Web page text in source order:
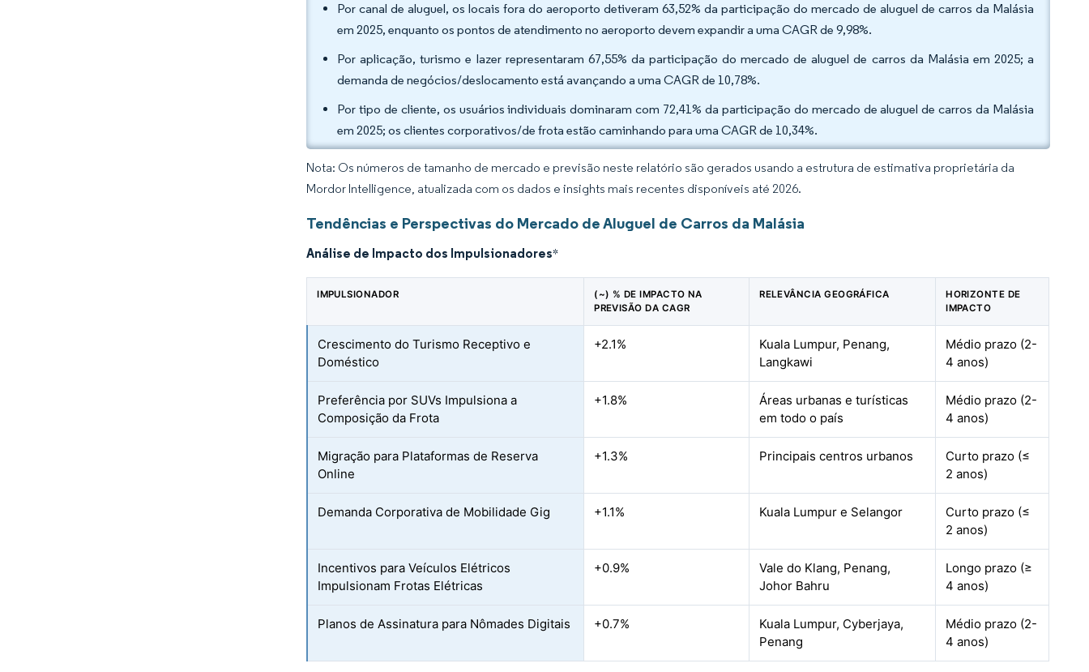
Por canal de aluguel, os locais fora do aeroporto detiveram 63,52% da participação do mercado de aluguel de carros da Malásia
em 2025, enquanto os pontos de atendimento no aeroporto devem expandir a uma CAGR de 9,98%.
Por aplicação, turismo e lazer representaram 67,55% da participação do mercado de aluguel de carros da Malásia em 2025; a
demanda de negócios/deslocamento está avançando a uma CAGR de 10,78%.
Por tipo de cliente, os usuários individuais dominaram com 72,41% da participação do mercado de aluguel de carros da Malásia
em 2025; os clientes corporativos/de frota estão caminhando para uma CAGR de 10,34%.
Nota: Os números de tamanho de mercado e previsão neste relatório são gerados usando a estrutura de estimativa proprietária da
Mordor Intelligence, atualizada com os dados e insights mais recentes disponíveis até 2026.
Tendências e Perspectivas do Mercado de Aluguel de Carros da Malásia
Análise de Impacto dos Impulsionadores*
IMPULSIONADOR
(~) % DE IMPACTO NA
PREVISÃO DA CAGR
RELEVÂNCIA GEOGRÁFICA
HORIZONTE DE
IMPACTO
Crescimento do Turismo Receptivo e
Doméstico
+2.1%
Kuala Lumpur, Penang,
Langkawi
Médio prazo (2-
4 anos)
Preferência por SUVs Impulsiona a
Composição da Frota
+1.8%
Áreas urbanas e turísticas
em todo o país
Médio prazo (2-
4 anos)
Migração para Plataformas de Reserva
Online
+1.3% Principais centros urbanos
Curto prazo (≤
2 anos)
Demanda Corporativa de Mobilidade Gig +1.1% Kuala Lumpur e Selangor
Curto prazo (≤
2 anos)
Incentivos para Veículos Elétricos
Impulsionam Frotas Elétricas
+0.9%
Vale do Klang, Penang,
Johor Bahru
Longo prazo (≥
4 anos)
Planos de Assinatura para Nômades Digitais +0.7%
Kuala Lumpur, Cyberjaya,
Penang
Médio prazo (2-
4 anos)